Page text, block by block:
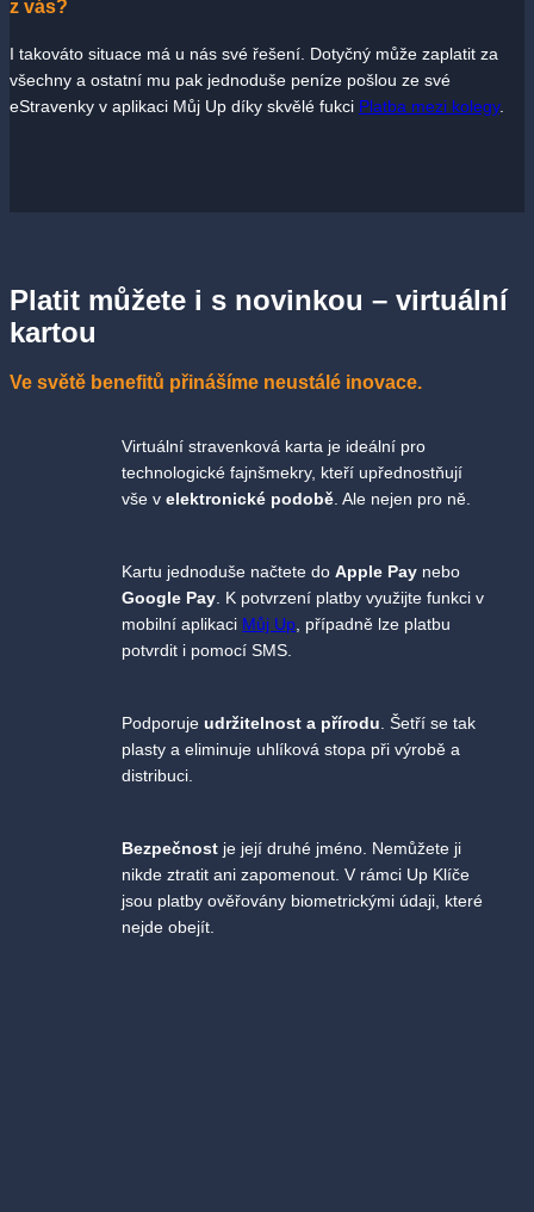
z vás?
I takováto situace má u nás své řešení. Dotyčný může zaplatit za
všechny a ostatní mu pak jednoduše peníze pošlou ze své
eStravenky v aplikaci Můj Up díky skvělé fukci Platba mezi kolegy.
Platit můžete i s novinkou – virtuální
kartou
Ve světě benefitů přinášíme neustálé inovace.
Virtuální stravenková karta je ideální pro
technologické fajnšmekry, kteří upřednostňují
vše velektronické podobě. Ale nejen pro ně.
Kartu jednoduše načtete doApple Pay nebo
Google Pay . K potvrzení platby využijte funkci v
mobilní aplikaci Můj Up , případně lze platbu
potvrdit i pomocí SMS.
Podporujeudržitelnost a přírodu . Šetří se tak
plasty a eliminuje uhlíková stopa při výrobě a
distribuci.
Bezpečnost je její druhé jméno. Nemůžete ji
nikde ztratit ani zapomenout. V rámci Up Klíče
jsou platby ověřovány biometrickými údaji, které
nejde obejít.